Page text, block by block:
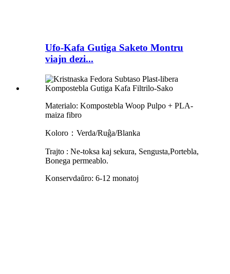
Ufo-Kafa Gutiga Saketo Montru
viajn dezi...
Materialo: Kompostebla Woop Pulpo + PLA-
maiza fibro
Koloro：Verda/Ruĝa/Blanka
Trajto : Ne-toksa kaj sekura, Sengusta,Portebla,
Bonega permeablo.
Konservdaŭro: 6-12 monatoj